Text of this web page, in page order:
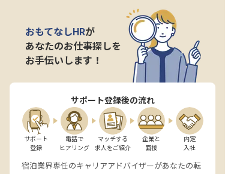
おもてなしHRが
あなたのお仕事探しを
お手伝いします！
サポート登録後の流れ
サポート
登録
電話で
ヒアリング
マッチする
求人をご紹介
企業と
面接
内定
入社
宿泊業界専任のキャリアアドバイザーがあなたの転